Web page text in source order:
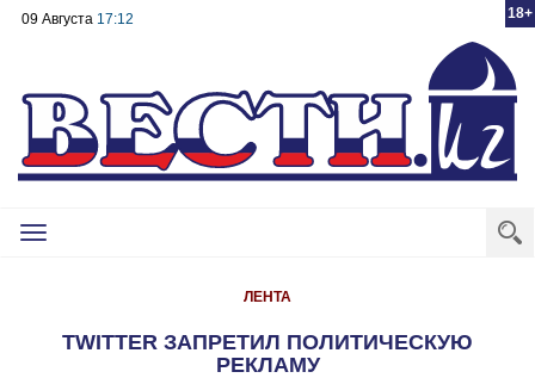
18+
09 Августа 17:12
Toggle
ЛЕНТА
TWITTER ЗАПРЕТИЛ ПОЛИТИЧЕСКУЮ
РЕКЛАМУ